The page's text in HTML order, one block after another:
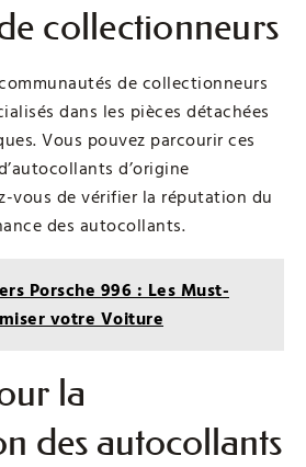
collectionneurs
de collectionneurs
dans les pièces détachées
Vous pouvez parcourir ces
d’origine
vous de vérifier la réputation du
des autocollants.
Porsche 996 : Les Must-
votre Voiture
la
des autocollants